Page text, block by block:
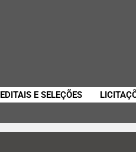
EDITAIS E SELEÇÕES